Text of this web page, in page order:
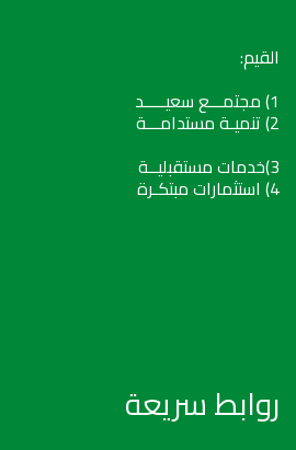
القيم:
1) مجتمـــع سعيـــــد
2) تنميـة مستدامـــة
3)خدمات مستقبليــة
4) استثمارات مبتكـرة
روابط سريعة